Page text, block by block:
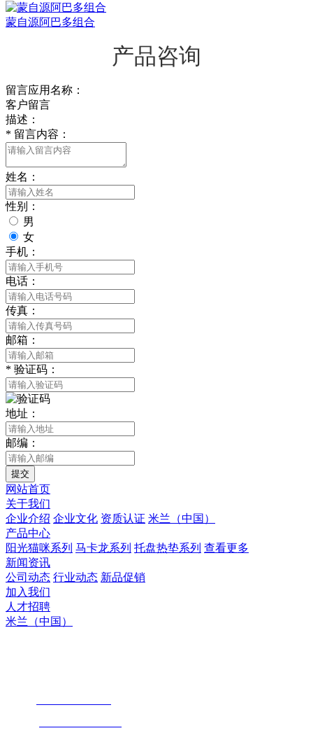
蒙自源阿巴多组合
产品咨询
留言应用名称：
客户留言
描述：
* 留言内容：
姓名：
性别：
男
女
手机：
电话：
传真：
邮箱：
* 验证码：
地址：
邮编：
提交
网站首页
关于我们
企业介绍 企业文化 资质认证 米兰（中国）
产品中心
阳光猫咪系列 马卡龙系列 托盘热垫系列 查看更多
新闻资讯
公司动态 行业动态 新品促销
加入我们
人才招聘
米兰（中国）